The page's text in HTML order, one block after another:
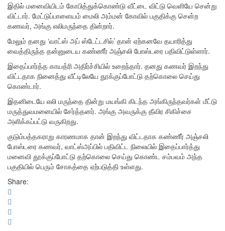
இதில் மனைவியிடம் கோபித்துக்கொண்டு வீட்டை விட்டு வெளியே சென்று
விட்டார். மேட்டுப்பாளையம் மைலி அம்மன் கோவில் பகுதிக்கு சென்ற
கணவர், அங்கு எலிமருந்தை தின்றார்.
மேலும் தனது ‘வாட்ஸ் அப் ஸ்டேட்டசில்’ தான் ஏற்கனவே தயாரித்து
வைத்திருந்த தன்னுடைய கண்ணீர் அஞ்சலி போஸ்டரை பதிவிட்டுள்ளார்.
இதைப்பார்த்த காயத்ரி அதிர்ச்சியில் உறைந்தார். தனது கணவர் இறந்து
விட்டதாக நினைத்து வீட்டிலேயே தூக்குப்போட்டு தற்கொலை செய்து
கொண்டார்.
இதனிடையே எலி மருந்தை தின்று மயங்கி கிடந்த அங்கிருந்தவர்கள் மீட்டு
மருத்துவமனையில் சேர்த்தனர். அங்கு அவருக்கு தீவிர சிகிச்சை
அளிக்கப்பட்டு வருகிறது.
குடும்பத்தகராறு காரணமாக தான் இறந்து விட்டதாக கண்ணீர் அஞ்சலி
போஸ்டரை கணவர், வாட்ஸ்அப்பில் பதிவிட்ட நிலையில் இதைப்பார்த்து
மனைவி தூக்குப்போட்டு தற்கொலை செய்து கொண்ட சம்பவம் அந்த
பகுதியில் பெரும் சோகத்தை ஏற்படுத்தி உள்ளது.
Share: